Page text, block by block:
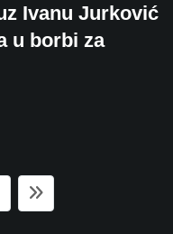
Ivanu Jurković
u borbi za